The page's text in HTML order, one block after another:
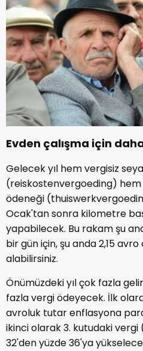
Evden çalışma için
Gelecek yıl hem vergisiz
(reiskostenvergoeding) hem
ödeneği
Ocak'tan sonra kilometre
yapabilecek. Bu rakam şu
bir gün için, şu anda 2,15
alabilirsiniz.
Önümüzdeki yıl çok fazla
fazla vergi ödeyecek. İlk
avroluk tutar enflasyona
ikinci olarak 3. kutudaki
32'den yüzde 36'ya